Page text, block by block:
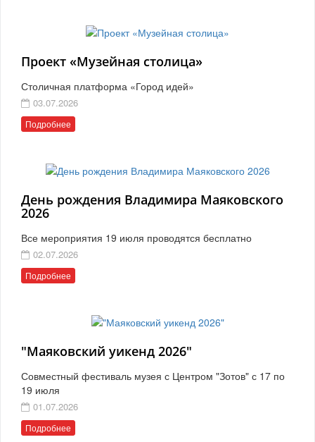
Проект «Музейная столица»
Столичная платформа «Город идей»
03.07.2026
Подробнее
День рождения Владимира Маяковского
2026
Все мероприятия 19 июля проводятся бесплатно
02.07.2026
Подробнее
"Маяковский уикенд 2026"
Совместный фестиваль музея с Центром "Зотов" с 17 по
19 июля
01.07.2026
Подробнее